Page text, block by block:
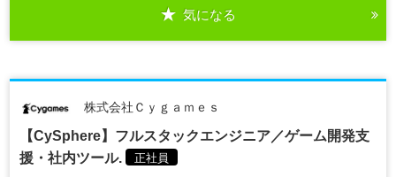
気になる
株式会社Ｃｙｇａｍｅｓ
【CySphere】フルスタックエンジニア／ゲーム開発支
援・社内ツール.
正社員